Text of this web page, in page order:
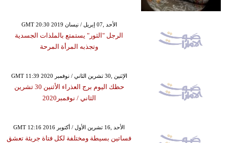
GMT 20:30 2019 الأحد ,07 إبريل / نيسان
الرجل "الثور" يستمتع بالملذات الجسدية
وتجذبه المرأة المرحة
GMT 11:39 2020 الإثنين ,30 تشرين الثاني / نوفمبر
حظك اليوم برج العذراء الأثنين 30 تشرين
الثاني / نوفمبر2020
GMT 12:16 2016 الأحد ,16 تشرين الأول / أكتوبر
فساتين بسيطة ومختلفة لكل فتاة جريئة تعشق